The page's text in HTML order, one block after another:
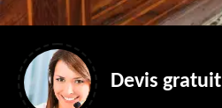
Devis gratuit